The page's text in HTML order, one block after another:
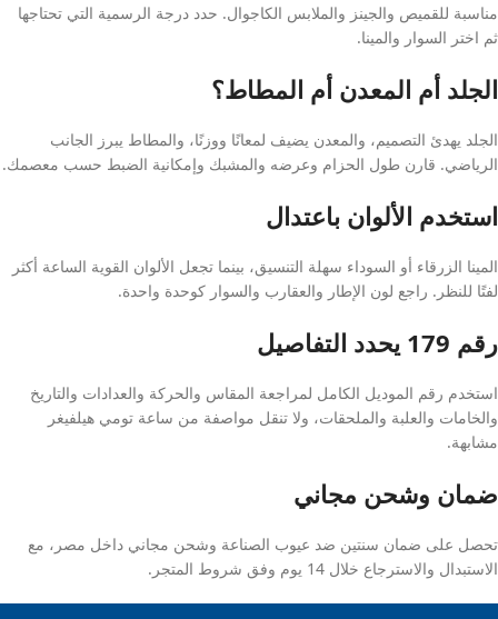
مناسبة للقميص والجينز والملابس الكاجوال. حدد درجة الرسمية التي تحتاجها
ثم اختر السوار والمينا.
الجلد أم المعدن أم المطاط؟
الجلد يهدئ التصميم، والمعدن يضيف لمعانًا ووزنًا، والمطاط يبرز الجانب
الرياضي. قارن طول الحزام وعرضه والمشبك وإمكانية الضبط حسب معصمك.
استخدم الألوان باعتدال
المينا الزرقاء أو السوداء سهلة التنسيق، بينما تجعل الألوان القوية الساعة أكثر
لفتًا للنظر. راجع لون الإطار والعقارب والسوار كوحدة واحدة.
رقم 179 يحدد التفاصيل
استخدم رقم الموديل الكامل لمراجعة المقاس والحركة والعدادات والتاريخ
والخامات والعلبة والملحقات، ولا تنقل مواصفة من ساعة تومي هيلفيغر
مشابهة.
ضمان وشحن مجاني
تحصل على ضمان سنتين ضد عيوب الصناعة وشحن مجاني داخل مصر، مع
الاستبدال والاسترجاع خلال 14 يوم وفق شروط المتجر.